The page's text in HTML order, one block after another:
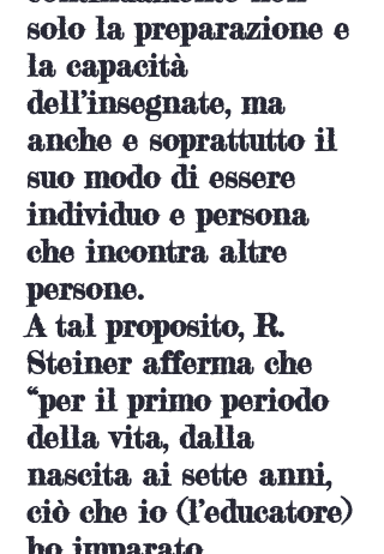
solo la preparazione e
la capacità
dell’insegnate, ma
anche e soprattutto il
suo modo di essere
individuo e persona
che incontra altre
persone.
A tal proposito, R.
Steiner afferma che
“per il primo periodo
della vita, dalla
nascita ai sette anni,
ciò che io (l’educatore)